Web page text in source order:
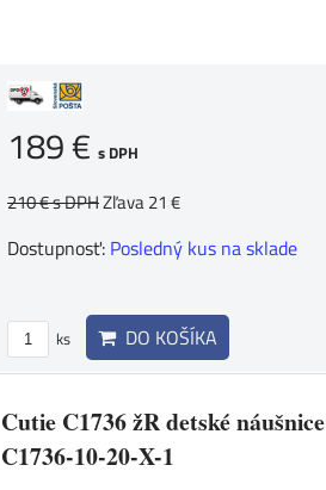
189 €s DPH
210 €s DPHZľava 21 €
Dostupnosť: Posledný kus na sklade
ks DO KOŠÍKA
Cutie C1736 žR detské náušnice
C1736-10-20-X-1